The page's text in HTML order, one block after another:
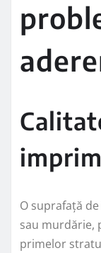
O suprafață
sau murdărie,
primelor